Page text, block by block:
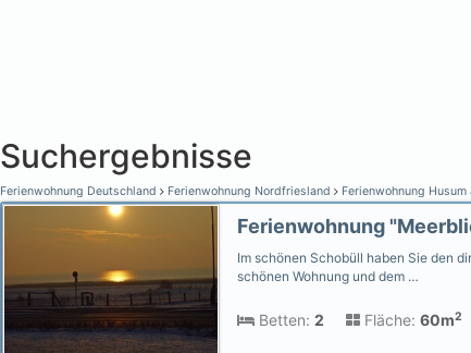
Suchergebnisse
Ferienwohnung Deutschland Ferienwohnung Nordfriesland Ferienwohnung Husum
Ferienwohnung
Im schönen Schobüll haben Sie den
schönen Wohnung und dem …
Betten: 2 Fläche: 60m2